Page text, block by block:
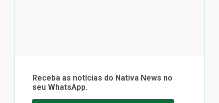
Receba as notícias do Nativa News no
seu WhatsApp.